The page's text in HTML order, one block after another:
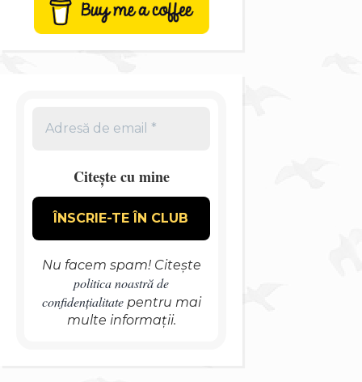
Citește cu mine
Nu facem spam! Citește
politica noastră de
confidențialitatepentru mai
multe informații.